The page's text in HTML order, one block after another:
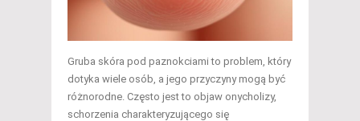
Gruba skóra pod paznokciami to problem, który
dotyka wiele osób, a jego przyczyny mogą być
różnorodne. Często jest to objaw onycholizy,
schorzenia charakteryzującego się